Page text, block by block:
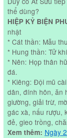
thể dùng?
HIỆP KỶ BIỆN
nhật
* Cát thần: Mẫu
* Hung thần: Tử
* Nên: Họp thân
đá.
* Kiêng: Đội mũ
dân, đính hôn, ăn
giường, giải trừ,
gác xà, nấu rượu,
đẻ, gieo trồng,
Xem thêm: Ngày